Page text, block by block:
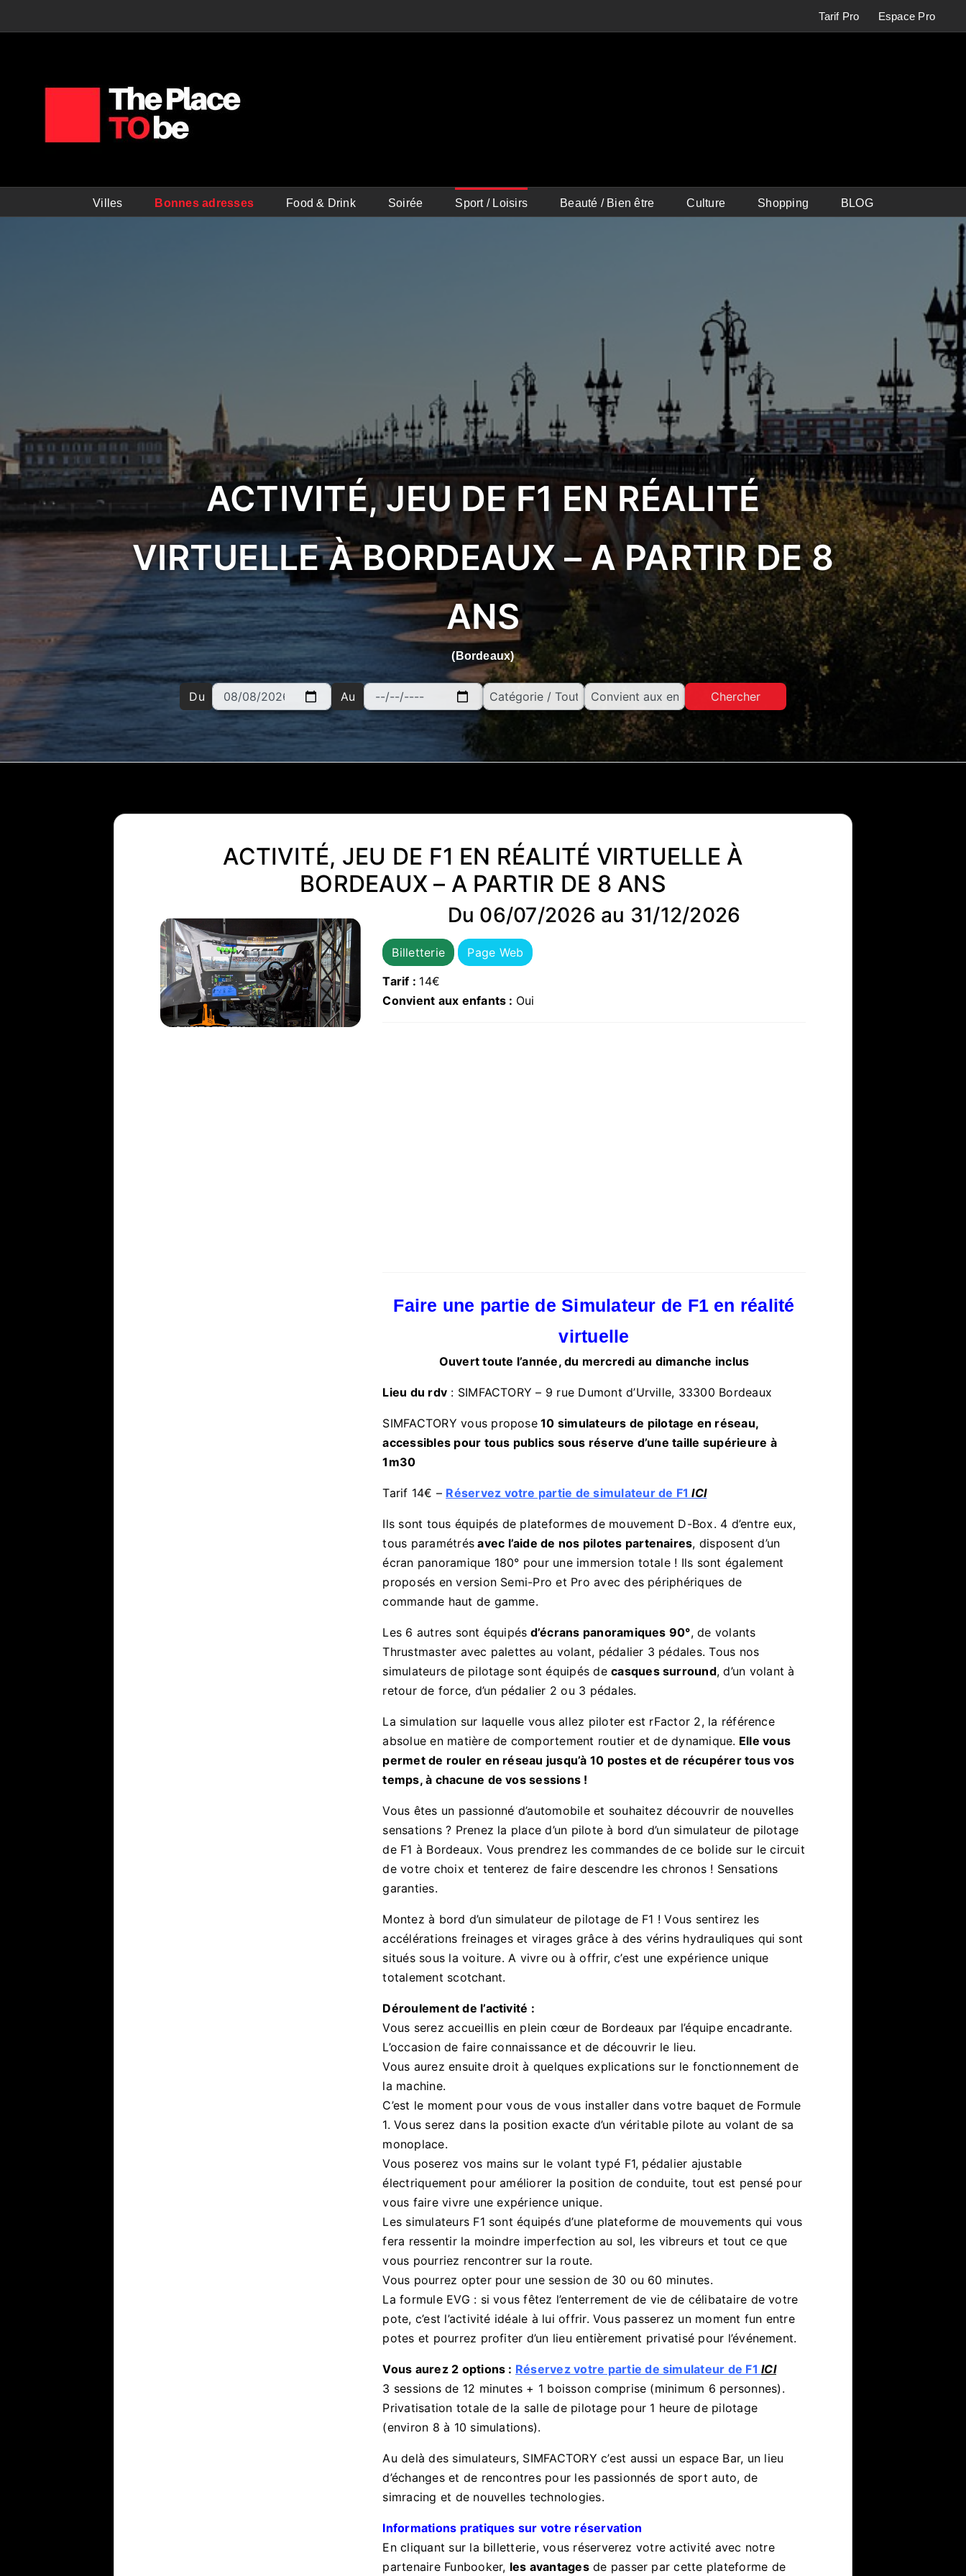
Tarif Pro Espace Pro
Villes Bonnes adresses Food & Drink Soirée Sport / Loisirs Beauté / Bien être Culture Shopping BLOG
ACTIVITÉ, JEU DE F1 EN RÉALITÉ
VIRTUELLE À BORDEAUX – A PARTIR DE 8
ANS
(Bordeaux)
Du Au Chercher
ACTIVITÉ, JEU DE F1 EN RÉALITÉ VIRTUELLE À
BORDEAUX – A PARTIR DE 8 ANS
Du 06/07/2026 au 31/12/2026
Billetterie
Page Web
Tarif : 14€
Convient aux enfants : Oui
Faire une partie de Simulateur de F1 en réalité
virtuelle
Ouvert toute l’année, du mercredi au dimanche inclus
Lieu du rdv : SIMFACTORY – 9 rue Dumont d’Urville, 33300 Bordeaux
SIMFACTORY vous propose10 simulateurs de pilotage en réseau,
accessibles pour tous publics sous réserve d’une taille supérieure à
1m30
Tarif 14€ – Réservez votre partie de simulateur de F1ICI
Ils sont tous équipés de plateformes de mouvement D-Box. 4 d’entre eux,
tous paramétrés avec l’aide de nos pilotes partenaires, disposent d’un
écran panoramique 180° pour une immersion totale ! Ils sont également
proposés en version Semi-Pro et Pro avec des périphériques de
commande haut de gamme.
Les 6 autres sont équipés d’écrans panoramiques 90°, de volants
Thrustmaster avec palettes au volant, pédalier 3 pédales. Tous nos
simulateurs de pilotage sont équipés decasques surround, d’un volant à
retour de force, d’un pédalier 2 ou 3 pédales.
La simulation sur laquelle vous allez piloter est rFactor 2, la référence
absolue en matière de comportement routier et de dynamique. Elle vous
permet de rouler en réseau jusqu’à 10 postes et de récupérer tous vos
temps, à chacune de vos sessions !
Vous êtes un passionné d’automobile et souhaitez découvrir de nouvelles
sensations ? Prenez la place d’un pilote à bord d’un simulateur de pilotage
de F1 à Bordeaux. Vous prendrez les commandes de ce bolide sur le circuit
de votre choix et tenterez de faire descendre les chronos ! Sensations
garanties.
Montez à bord d’un simulateur de pilotage de F1 ! Vous sentirez les
accélérations freinages et virages grâce à des vérins hydrauliques qui sont
situés sous la voiture. A vivre ou à offrir, c’est une expérience unique
totalement scotchant.
Déroulement de l’activité :
Vous serez accueillis en plein cœur de Bordeaux par l’équipe encadrante.
L’occasion de faire connaissance et de découvrir le lieu.
Vous aurez ensuite droit à quelques explications sur le fonctionnement de
la machine.
C’est le moment pour vous de vous installer dans votre baquet de Formule
1. Vous serez dans la position exacte d’un véritable pilote au volant de sa
monoplace.
Vous poserez vos mains sur le volant typé F1, pédalier ajustable
électriquement pour améliorer la position de conduite, tout est pensé pour
vous faire vivre une expérience unique.
Les simulateurs F1 sont équipés d’une plateforme de mouvements qui vous
fera ressentir la moindre imperfection au sol, les vibreurs et tout ce que
vous pourriez rencontrer sur la route.
Vous pourrez opter pour une session de 30 ou 60 minutes.
La formule EVG : si vous fêtez l’enterrement de vie de célibataire de votre
pote, c’est l’activité idéale à lui offrir. Vous passerez un moment fun entre
potes et pourrez profiter d’un lieu entièrement privatisé pour l’événement.
Vous aurez 2 options : Réservez votre partie de simulateur de F1ICI
3 sessions de 12 minutes + 1 boisson comprise (minimum 6 personnes).
Privatisation totale de la salle de pilotage pour 1 heure de pilotage
(environ 8 à 10 simulations).
Au delà des simulateurs, SIMFACTORY c’est aussi un espace Bar, un lieu
d’échanges et de rencontres pour les passionnés de sport auto, de
simracing et de nouvelles technologies.
Informations pratiques sur votre réservation
En cliquant sur la billetterie, vous réserverez votre activité avec notre
partenaire Funbooker, les avantagesde passer par cette plateforme de